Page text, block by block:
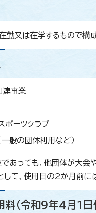
勤又は在学するもので構
連事業
ポーツクラブ
一般の団体利用など）
あっても、他団体が大会
して、使用日の2か月前に
料（令和9年4月1